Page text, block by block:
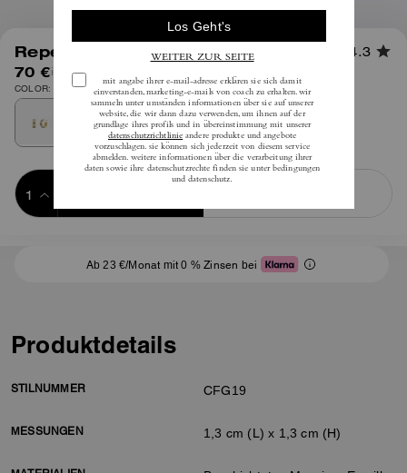
Repeated C Huggie-Ohrringe 4.3
70 €inkl. MwSt.
COLOR: Gold/Kreide
Ab 23 €/Monat mit 0 % Zinsen bei
Produktdetails
STILNUMMER CFG19
MESSUNGEN 1,3 cm (L) x 1,3 cm (H)